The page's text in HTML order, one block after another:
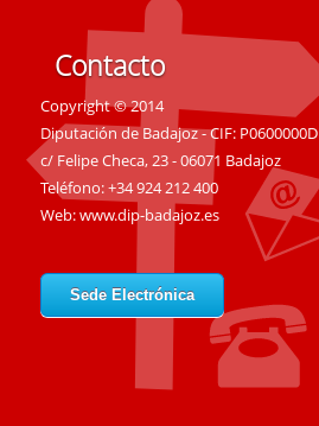
Contacto
Copyright © 2014
Diputación de Badajoz - CIF: P0600000D
c/ Felipe Checa, 23 - 06071 Badajoz
Teléfono: +34 924 212 400
Web:www.dip-badajoz.es
Sede Electrónica